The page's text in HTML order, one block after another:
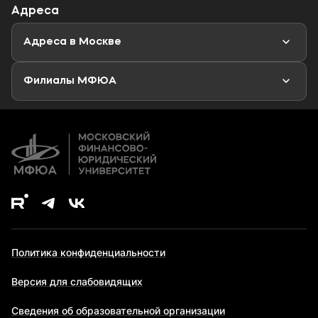
Мероприятия
Магистратура
Аспирантура
Дополнительное образование
Новости
Адреса
Адреса в Москве
Филиалы МФЮА
Политика конфиденциальности
Версия для слабовидящих
Сведения об образовательной организации